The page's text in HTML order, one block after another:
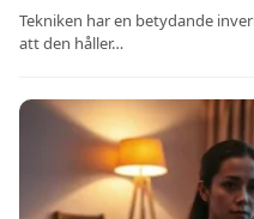
Tekniken har en betydande
att den håller…